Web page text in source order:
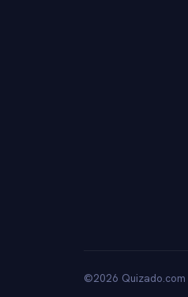
©2026 Quizado.com